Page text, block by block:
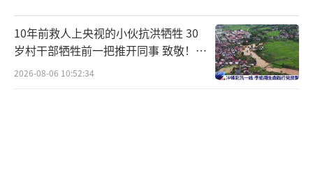
10年前救人上央视的小伙抗洪牺牲 30
岁村干部牺牲前一把推开同事 致敬！送
别！
2026-08-06 10:52:34